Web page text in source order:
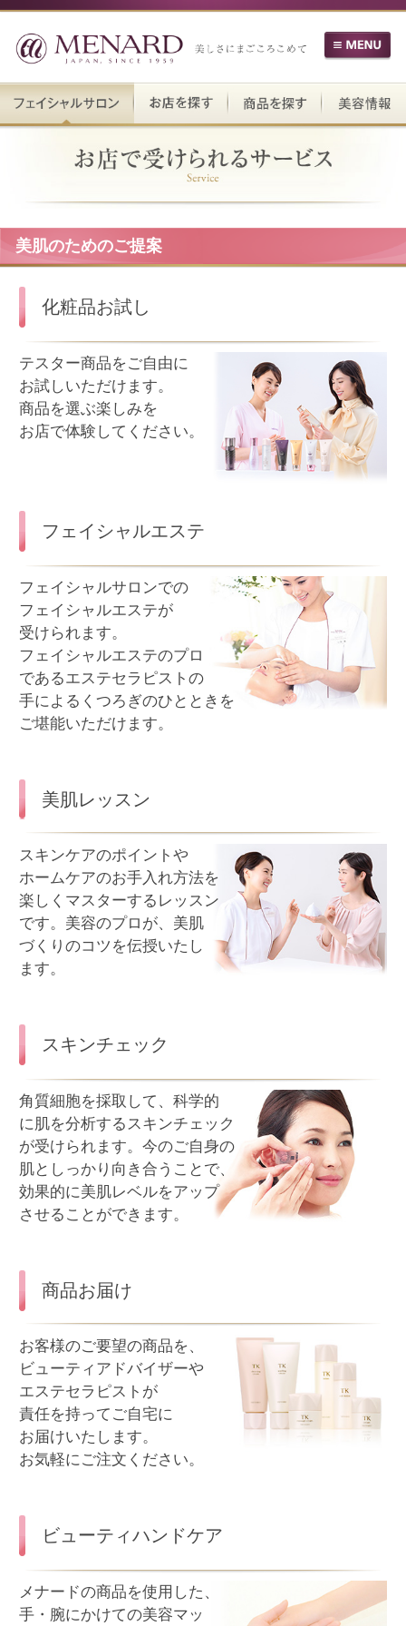
テスター商品をご自由に
商品を選ぶ楽しみを
お店で体験してください。
フェイシャルエステ
フェイシャルサロンでの
フェイシャルエステが
ご堪能いただけます。
美肌レッスン
スキンケアのポイントや
ホームケアのお手入れ方法を
楽しくマスターするレッスン
です。美容のプロが、美肌
づくりのコツを伝授いたし
ます。
に肌を分析するスキンチェック
が受けられます。今のご自身の
肌としっかり向き合うことで、
効果的に美肌レベルをアップ
商品お届け
お客様のご要望の商品を、
ビューティアドバイザーや
お届けいたします。
お気軽にご注文ください。
ビューティハンドケア
メナードの商品を使用した、
手・腕にかけての美容マッ
サージです。化粧品の
テクスチャ・エステ
施術手技の感触や心地
よさを体験してください。
メナードの専用測定器や
スコープを使ったカウン
セリングシステムです。
キメの状態やシミ予備群
などをその場で測定いた
します。
測定結果から、お客様の
肌状態に合わせたお手入れを提案いたします。
肌の遺伝子検査と、
現在の肌分析を融合した
ハイブリッド発想で、
なりたい肌への近道を
導き出す、美容アドバイス
サービスを受けられます。
※検査キットは有料です。